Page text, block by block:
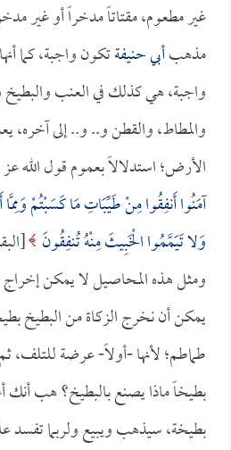
غير مطعوم، مقتاتاً مدخراً أو غير
مذهبأبي حنيفةتكون واجبة، كما
واجبة، هي كذلك في العنب والبطيخ
والمطاط، والقطن و.. و.. إلى
الأرض؛ استدلالاً بعموم قول الله
آمَنُوا أَنفِقُوا مِنْ طَيِّبَاتِ مَا كَسَبْتُمْ
وَلا تَيَمَّمُوا الْخَبِيثَ مِنْهُ تُنفِقُونَ
ومثل هذه المحاصيل لا يمكن إخراج
يمكن أن نخرج الزكاة من البطيخ
طماطم؛ لأنها -أولاً- عرضة للتلف،
بطيخاً ماذا يصنع بالبطيخ؟ هب أنك
بطيخة، سيذهب ويبيع ولربما تفسد